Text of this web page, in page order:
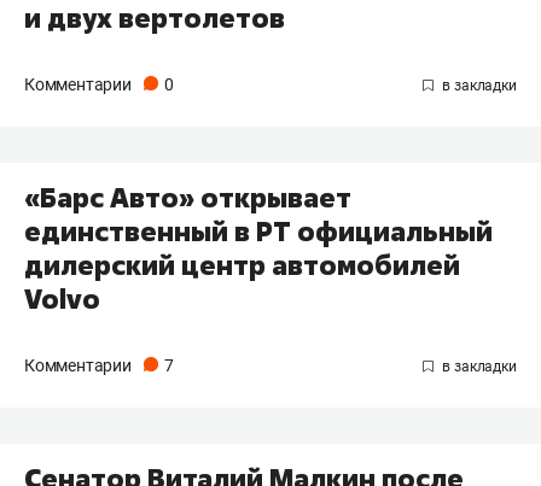
и двух вертолетов
Комментарии 0
«Барс Авто» открывает
единственный в РТ официальный
дилерский центр автомобилей
Volvo
Комментарии 7